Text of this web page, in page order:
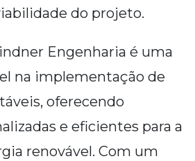
do projeto.
Engenharia é uma
na implementação de
oferecendo
e eficientes para a
renovável. Com um